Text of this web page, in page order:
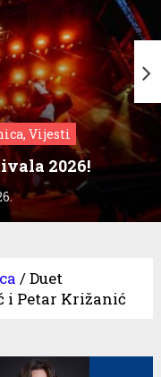
Vijesti
2026!
/Duet
i Petar Križanić